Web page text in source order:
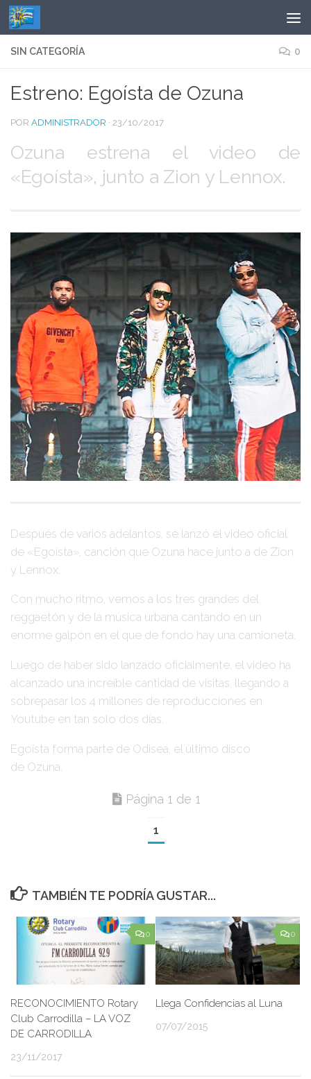
Saltar al contenido
SIN CATEGORÍA 0
Estreno: Egoísta de Ozuna
POR ADMINISTRADOR · 23/10/2017
Ozuna estrena el video de
«Egoísta», junto a Zion y Lennox.
Después de varios adelantos, se lanzó el video oficial
de «Egoísta» , canción que Ozuna hace junto a de Zion
y Lennox
Con mucho ritmo, vemos a los tres grandes del
reggaetón y de la música urbana cantando en un
enorme galpón en el que de fondo hay una camioneta.
Luego de haber sido lanzado oficialmente, el video ha
alcanzado una increíble cantidad de visitas, llegando a
sobrepasar los 4 millones de reproducciones en
Youtube en tan solo dos días.
Egoísta forma parte de Odisea , el último disco
de Ozuna
Página 1 de 1
1
TAMBIÉN TE PODRÍA GUSTAR...
0
RECONOCIMIENTO Rotary
Club Carrodilla – LA VOZ
DE CARRODILLA
23/11/2017
0
Llega Confidencias al Luna
07/07/2015